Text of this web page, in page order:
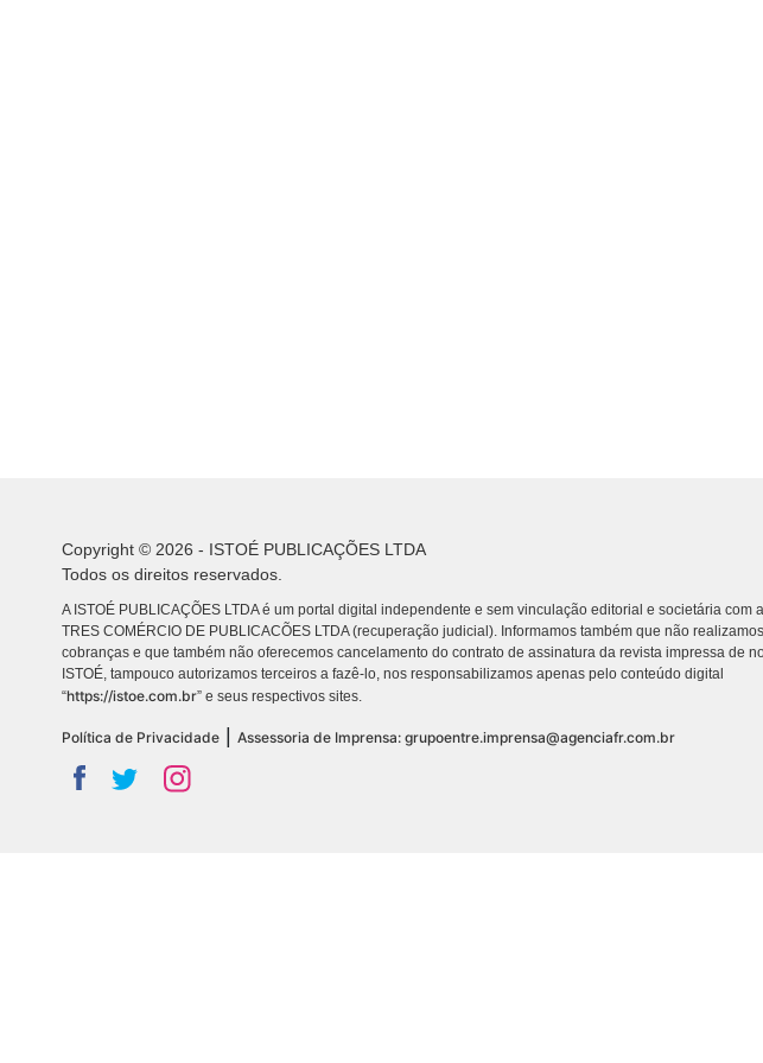
Copyright © 2026 - ISTOÉ PUBLICAÇÕES LTDA
Todos os direitos reservados.
A ISTOÉ PUBLICAÇÕES LTDA é um portal digital independente e sem vinculação editorial e societária com
TRES COMÉRCIO DE PUBLICACÕES LTDA (recuperação judicial). Informamos também que não realizamos
cobranças e que também não oferecemos cancelamento do contrato de assinatura da revista impressa de
ISTOÉ, tampouco autorizamos terceiros a fazê-lo, nos responsabilizamos apenas pelo conteúdo digital
“https://istoe.com.br” e seus respectivos sites.
Política de Privacidade Assessoria de Imprensa: grupoentre.imprensa@agenciafr.com.br